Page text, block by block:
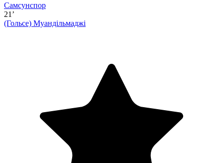
Самсунспор
21’
(Гольсе) Муандільмаджі